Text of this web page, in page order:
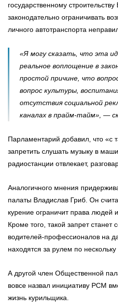
государственному
законодательно ограничивать
личного автотранспорта
«Я могу сказать, что эта
реальное воплощение в
простой причине, что
вопрос культуры,
отсутствия социальной
каналах в прайм-тайм», —
Парламентарий добавил, что
запретить слушать музыку в
радиостанции отвлекает,
Аналогичного мнения
палаты Владислав Гриб. Он
курение ограничит права людей
Кроме того, такой запрет
водителей-профессионалов на
находятся за рулем по нескольку
А другой член Общественной
вовсе назвал инициативу РСМ
жизнь курильщика.